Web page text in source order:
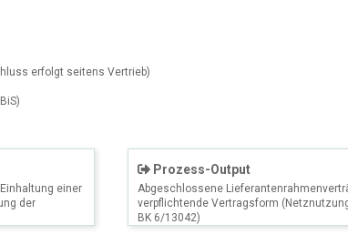
erfolgt seitens Vertrieb)
einer
der
Prozess-Output
Abgeschlossene
verpflichtende Vertragsform
BK 6/13042)